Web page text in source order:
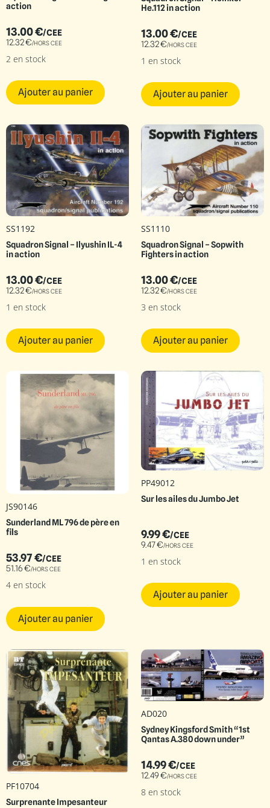
action
13.00€/CEE
12.32€/HORS CEE
2 en stock
Ajouter au panier
He.112 in action
13.00€/CEE
12.32€/HORS CEE
1 en stock
Ajouter au panier
SS1192
Squadron Signal – Ilyushin IL-4
in action
13.00€/CEE
12.32€/HORS CEE
1 en stock
Ajouter au panier
SS1110
Squadron Signal – Sopwith
Fighters in action
13.00€/CEE
12.32€/HORS CEE
3 en stock
Ajouter au panier
JS90146
Sunderland ML 796 de père en
fils
53.97€/CEE
51.16€/HORS CEE
4 en stock
Ajouter au panier
PP49012
Sur les ailes du Jumbo Jet
9.99€/CEE
9.47€/HORS CEE
1 en stock
Ajouter au panier
PF10704
Surprenante Impesanteur
AD020
Sydney Kingsford Smith “1st
Qantas A.380 down under”
14.99€/CEE
12.49€/HORS CEE
8 en stock